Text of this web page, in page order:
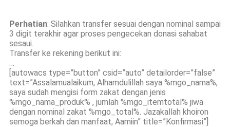
Perhatian: Silahkan transfer sesuai dengan nominal sampai
3 digit terakhir agar proses pengecekan donasi sahabat
sesaui.
Transfer ke rekening berikut ini:
…
[autowacs type=”button” csid=”auto” detailorder=”false”
text=”Assalamualaikum, Alhamdulillah saya %mgo_nama%,
saya sudah mengisi form zakat dengan jenis
%mgo_nama_produk% , jumlah %mgo_itemtotal% jiwa
dengan nominal zakat %mgo_total%. Jazakallah khoiron
semoga berkah dan manfaat, Aamiin” title=”Konfirmasi”]